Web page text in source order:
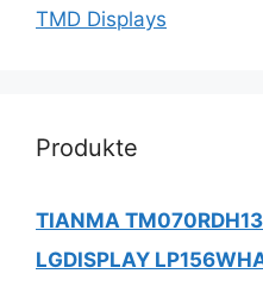
TMD Displays
Produkte
TIANMA
LGDISPLAY